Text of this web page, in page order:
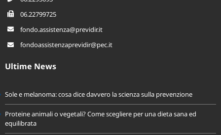
fondo.assistenza@previdir.it
fondoassistenzaprevidir@pec.it
Ultime News
Sole e melanoma: cosa dice davvero la scienza sulla prevenzione
Proteine animali o vegetali? Come scegliere per una dieta sana ed
equilibrata